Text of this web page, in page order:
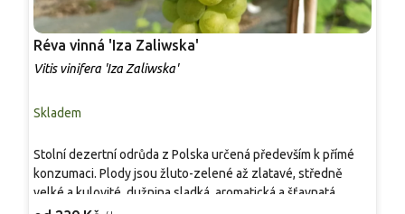
Réva vinná 'Iza Zaliwska'
Vitis vinifera 'Iza Zaliwska'
Skladem
Stolní dezertní odrůda z Polska určená především k přímé
konzumaci. Plody jsou žluto-zelené až zlatavé, středně
velké a kulovité, dužnina sladká, aromatická a šťavnatá.